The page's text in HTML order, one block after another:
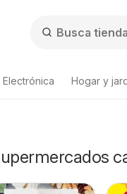
Electrónica Hogar y